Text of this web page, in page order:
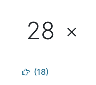
28 ×
(18)